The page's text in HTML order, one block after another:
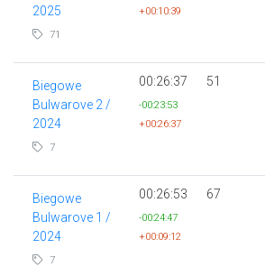
2025
71
+00:10:39
Biegowe
Bulwarove 2 /
2024
7
00:26:37
-00:23:53
+00:26:37
51
Biegowe
Bulwarove 1 /
2024
7
00:26:53
-00:24:47
+00:09:12
67